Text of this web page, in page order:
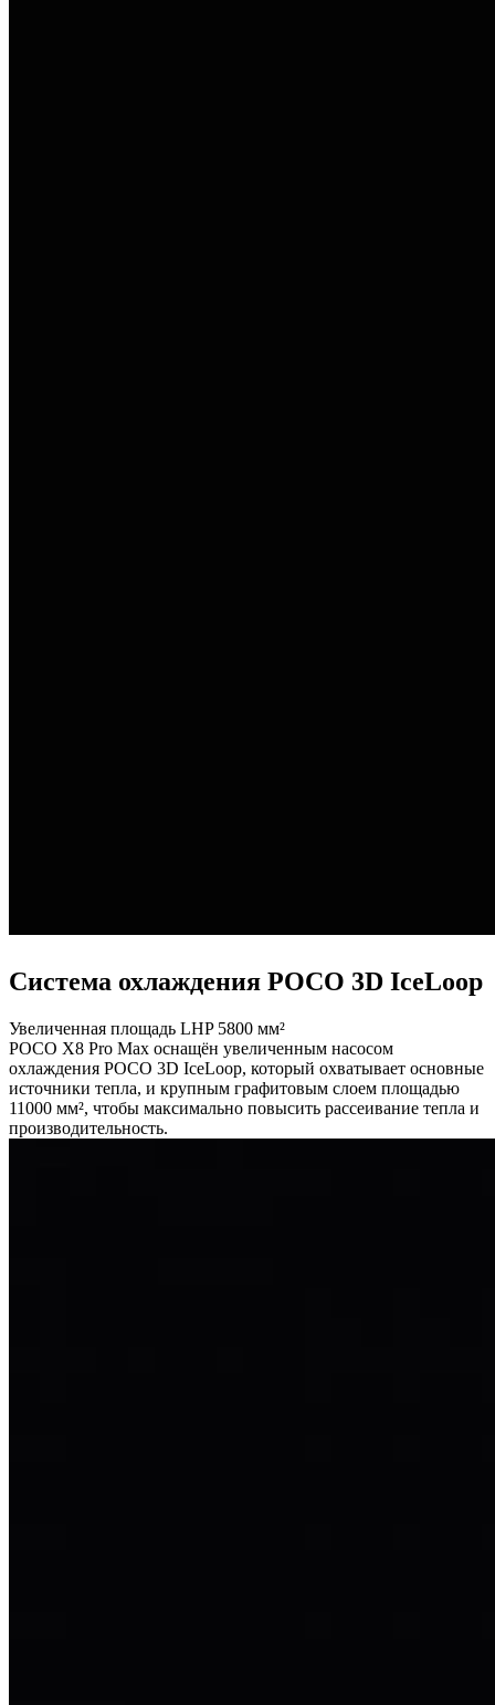
Система охлаждения POCO 3D IceLoop
Увеличенная площадь LHP 5800 мм²
POCO X8 Pro Max оснащён увеличенным насосом
охлаждения POCO 3D IceLoop, который охватывает основные
источники тепла, и крупным графитовым слоем площадью
11000 мм², чтобы максимально повысить рассеивание тепла и
производительность.